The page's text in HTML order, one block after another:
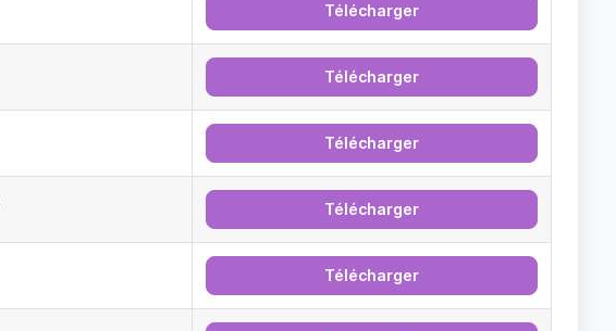
Télécharger
Télécharger
Télécharger
Télécharger
Télécharger